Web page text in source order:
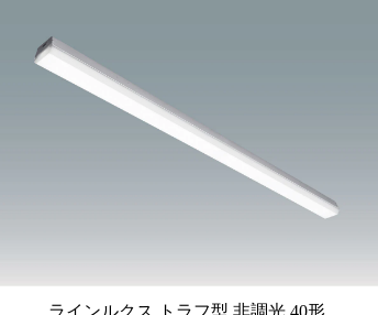
ラインルクス トラフ型 非調光 40形